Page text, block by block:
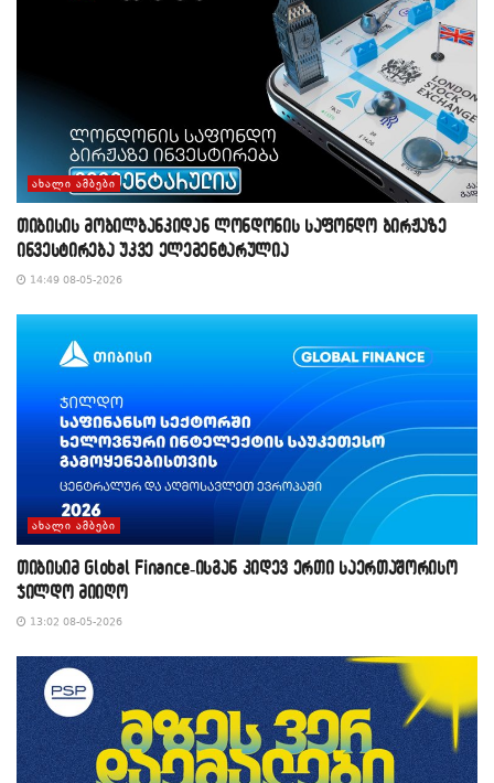
ᲐᲮᲐᲚᲘ ᲐᲛᲑᲔᲑᲘ
თიბისის მობილბანკიდან ლონდონის საფონდო ბირჟაზე
ინვესტირება უკვე ელემენტარულია
14:49 08-05-2026
ᲐᲮᲐᲚᲘ ᲐᲛᲑᲔᲑᲘ
თიბისიმ Global Finance-ისგან კიდევ ერთი საერთაშორისო
ჯილდო მიიღო
13:02 08-05-2026